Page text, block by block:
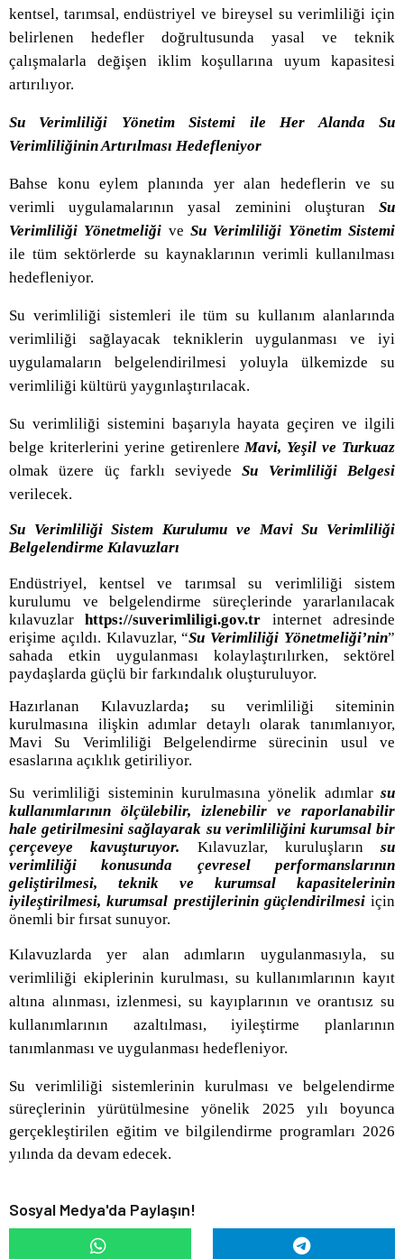
kentsel, tarımsal, endüstriyel ve bireysel su verimliliği için
belirlenen hedefler doğrultusunda yasal ve teknik
çalışmalarla değişen iklim koşullarına uyum kapasitesi
artırılıyor.
Su Verimliliği Yönetim Sistemi ile Her Alanda Su
Verimliliğinin Artırılması Hedefleniyor
Bahse konu eylem planında yer alan hedeflerin ve su
verimli uygulamalarının yasal zeminini oluşturan Su
Verimliliği Yönetmeliği veSu Verimliliği Yönetim Sistemi
ile tüm sektörlerde su kaynaklarının verimli kullanılması
hedefleniyor.
Su verimliliği sistemleri ile tüm su kullanım alanlarında
verimliliği sağlayacak tekniklerin uygulanması ve iyi
uygulamaların belgelendirilmesi yoluyla ülkemizde su
verimliliği kültürü yaygınlaştırılacak.
Su verimliliği sistemini başarıyla hayata geçiren ve ilgili
belge kriterlerini yerine getirenlere Mavi, Yeşil ve Turkuaz
olmak üzere üç farklı seviyedeSu Verimliliği Belgesi
verilecek.
Su Verimliliği Sistem Kurulumu ve Mavi Su Verimliliği
Belgelendirme Kılavuzları
Endüstriyel, kentsel ve tarımsal su verimliliği sistem
kurulumu ve belgelendirme süreçlerinde yararlanılacak
kılavuzlarhttps://suverimliligi.gov.tr
internet adresinde
erişime açıldı. Kılavuzlar, “Su Verimliliği Yönetmeliği’nin”
sahada etkin uygulanması kolaylaştırılırken, sektörel
paydaşlarda güçlü bir farkındalık oluşturuluyor.
Hazırlanan Kılavuzlarda; su verimliliği siteminin
kurulmasına ilişkin adımlar detaylı olarak tanımlanıyor,
Mavi Su Verimliliği Belgelendirme sürecinin usul ve
esaslarına açıklık getiriliyor.
Su verimliliği sisteminin kurulmasına yönelik adımlar su
kullanımlarının ölçülebilir, izlenebilir ve raporlanabilir
hale getirilmesini sağlayarak su verimliliğini kurumsal bir
çerçeveye kavuşturuyor. Kılavuzlar, kuruluşların su
verimliliği konusunda çevresel performanslarının
geliştirilmesi, teknik ve kurumsal kapasitelerinin
iyileştirilmesi, kurumsal prestijlerinin güçlendirilmesiiçin
önemli bir fırsat sunuyor.
Kılavuzlarda yer alan adımların uygulanmasıyla, su
verimliliği ekiplerinin kurulması, su kullanımlarının kayıt
altına alınması, izlenmesi, su kayıplarının ve orantısız su
kullanımlarının azaltılması, iyileştirme planlarının
tanımlanması ve uygulanması hedefleniyor.
Su verimliliği sistemlerinin kurulması ve belgelendirme
süreçlerinin yürütülmesine yönelik 2025 yılı boyunca
gerçekleştirilen eğitim ve bilgilendirme programları 2026
yılında da devam edecek.
Sosyal Medya'da Paylaşın!